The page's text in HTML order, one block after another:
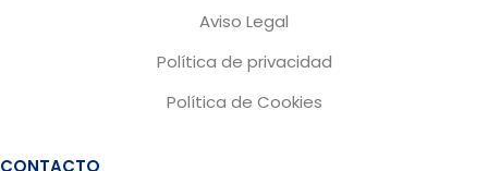
Aviso Legal
Política de privacidad
Política de Cookies
CONTACTO